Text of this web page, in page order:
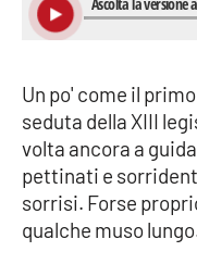
VIDEO
Ambiente
Cronaca
Cultura
Economia e Lavoro
Un po' come il
seduta della XIII
volta ancora a
pettinati e
sorrisi. Forse
qualche muso